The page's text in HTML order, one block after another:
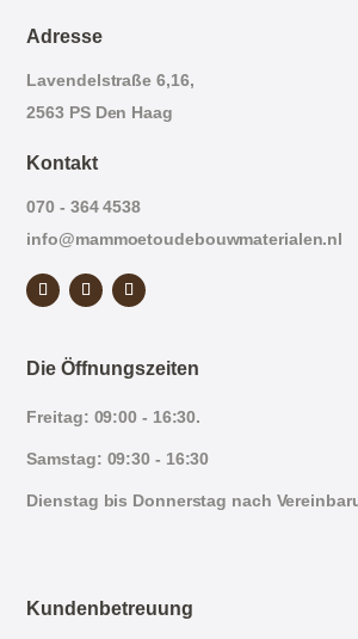
Adresse
Lavendelstraße 6,16,
2563 PS Den Haag
Kontakt
070 - 364 4538
info@mammoetoudebouwmaterialen.nl
Die Öffnungszeiten
Freitag: 09:00 - 16:30.
Samstag: 09:30 - 16:30
Dienstag bis Donnerstag nach
Kundenbetreuung